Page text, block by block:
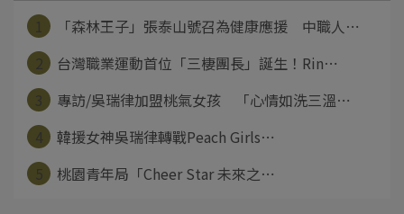
「森林王子」張泰山號召為健康應援 中職人⋯
台灣職業運動首位「三棲團長」誕生！Rin⋯
專訪/吳瑞律加盟桃氣女孩 「心情如洗三溫⋯
韓援女神吳瑞律轉戰Peach Girls⋯
桃園青年局「Cheer Star 未來之⋯